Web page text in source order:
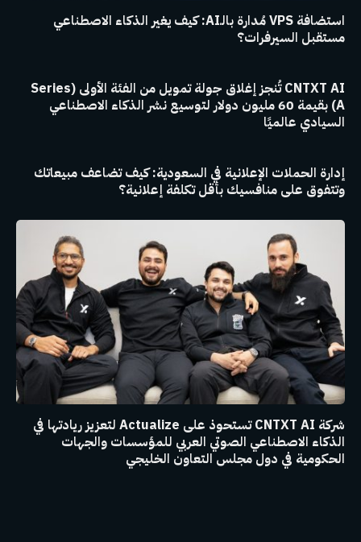
استضافة VPS مُدارة بالـAI: كيف يغير الذكاء الاصطناعي
مستقبل السيرفرات؟
CNTXT AI تُنجز إغلاق جولة تمويل من الفئة الأولى (Series
A) بقيمة 60 مليون دولار لتوسيع نشر الذكاء الاصطناعي
السيادي عالميًا
إدارة الحملات الإعلانية في السعودية: كيف تضاعف مبيعاتك
وتتفوق على منافسيك بأقل تكلفة إعلانية؟
شركة CNTXT AI تستحوذ على Actualize لتعزيز ريادتها في
الذكاء الاصطناعي الصوتي العربي للمؤسسات والجهات
الحكومية في دول مجلس التعاون الخليجي